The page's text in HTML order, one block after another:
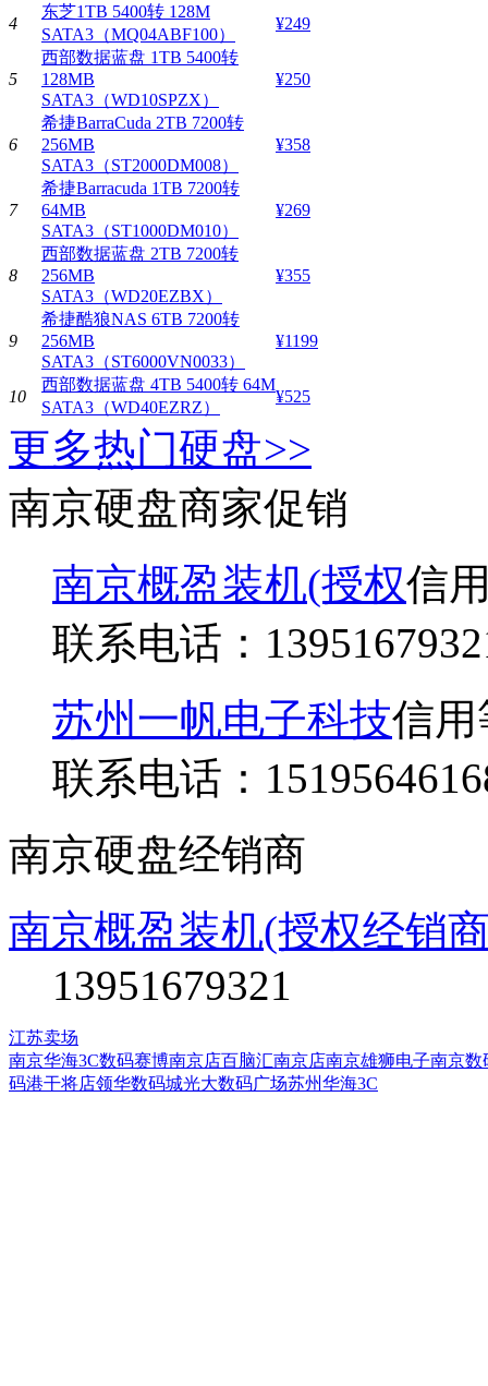
4
东芝1TB 5400转 128M
SATA3（MQ04ABF100）
¥249
5
西部数据蓝盘 1TB 5400转
128MB
SATA3（WD10SPZX）
¥250
6
希捷BarraCuda 2TB 7200转
256MB
SATA3（ST2000DM008）
¥358
7
希捷Barracuda 1TB 7200转
64MB
SATA3（ST1000DM010）
¥269
8
西部数据蓝盘 2TB 7200转
256MB
SATA3（WD20EZBX）
¥355
9
希捷酷狼NAS 6TB 7200转
256MB
SATA3（ST6000VN0033）
¥1199
10
西部数据蓝盘 4TB 5400转 64M
SATA3（WD40EZRZ）
¥525
更多热门硬盘>>
南京硬盘商家促销
南京概盈装机(授权信
联系电话：
苏州一帆电子科技信用
联系电话：
南京硬盘经销商
南京概盈装机(授权经销
13951679321
江苏卖场
南京华海3C数码赛博南京店百脑汇南京店南京雄狮电子南京数
码港干将店领华数码城光大数码广场苏州华海3C